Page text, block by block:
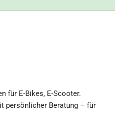
für E-Bikes, E-Scooter.
persönlicher Beratung – für